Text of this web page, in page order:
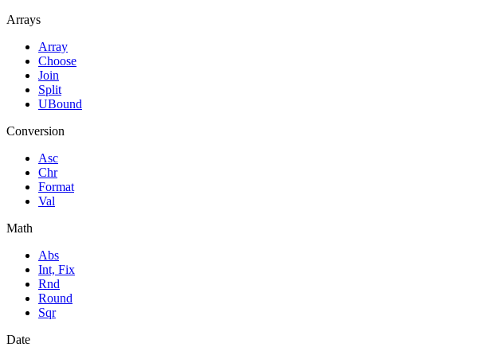
Arrays
Array
Choose
Join
Split
UBound
Conversion
Asc
Chr
Format
Val
Math
Abs
Int, Fix
Rnd
Round
Sqr
Date